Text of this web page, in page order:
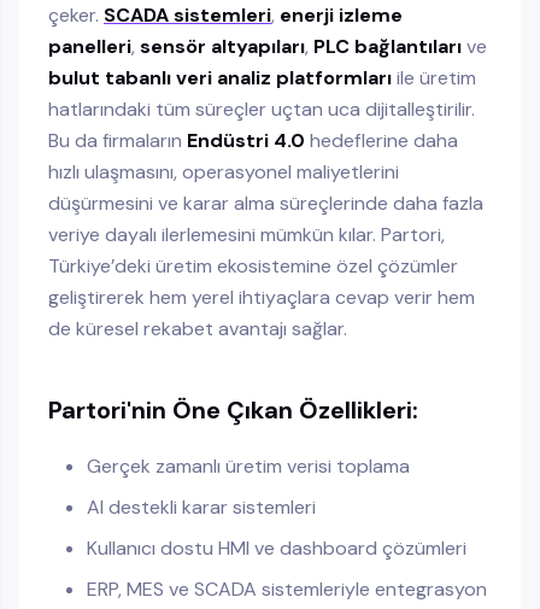
çeker. SCADA sistemleri, enerji izleme
panelleri, sensör altyapıları, PLC bağlantılarıve
bulut tabanlı veri analiz platformlarıile üretim
hatlarındaki tüm süreçler uçtan uca dijitalleştirilir.
Bu da firmaların Endüstri 4.0 hedeflerine daha
hızlı ulaşmasını, operasyonel maliyetlerini
düşürmesini ve karar alma süreçlerinde daha fazla
veriye dayalı ilerlemesini mümkün kılar. Partori,
Türkiye’deki üretim ekosistemine özel çözümler
geliştirerek hem yerel ihtiyaçlara cevap verir hem
de küresel rekabet avantajı sağlar.
Partori'nin Öne Çıkan Özellikleri:
Gerçek zamanlı üretim verisi toplama
AI destekli karar sistemleri
Kullanıcı dostu HMI ve dashboard çözümleri
ERP, MES ve SCADA sistemleriyle entegrasyon